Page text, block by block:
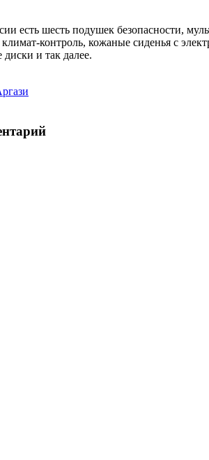
есть шесть подушек безопасности,
контроль, кожаные сиденья с
диски и так далее.